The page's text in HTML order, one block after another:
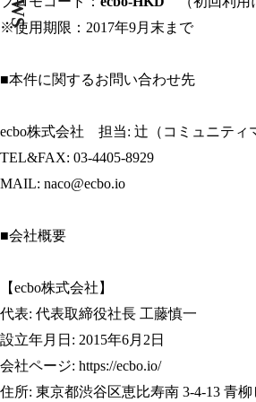
※使用期限：2017年9月末まで
■本件に関するお問い合わせ先
ecbo株式会社 担当: 辻（コミュニティ
TEL&FAX: 03-4405-8929
MAIL: naco@ecbo.io
■会社概要
【ecbo株式会社】
代表: 代表取締役社長 工藤慎一
設立年月日: 2015年6月2日
会社ページ: https://ecbo.io/
住所: 東京都渋谷区恵比寿南 3-4-13 青